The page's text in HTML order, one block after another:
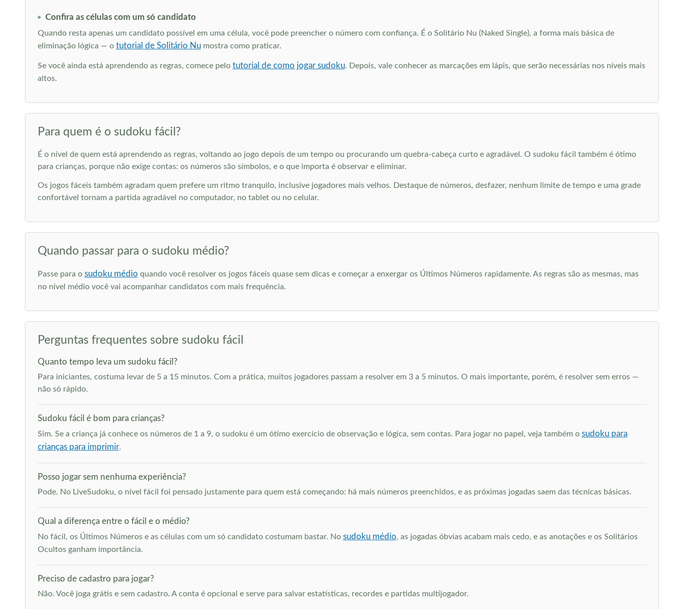
Confira as células com um só candidato
Quando resta apenas um candidato possível em uma célula, você pode preencher o número com confiança. É o Solitário Nu (Naked Single), a forma mais básica de
eliminação lógica — o tutorial de Solitário Numostra como praticar.
Se você ainda está aprendendo as regras, comece pelo tutorial de como jogar sudoku. Depois, vale conhecer as marcações em lápis, que serão necessárias nos níveis mais
altos.
Para quem é o sudoku fácil?
É o nível de quem está aprendendo as regras, voltando ao jogo depois de um tempo ou procurando um quebra-cabeça curto e agradável. O sudoku fácil também é ótimo
para crianças, porque não exige contas: os números são símbolos, e o que importa é observar e eliminar.
Os jogos fáceis também agradam quem prefere um ritmo tranquilo, inclusive jogadores mais velhos. Destaque de números, desfazer, nenhum limite de tempo e uma grade
confortável tornam a partida agradável no computador, no tablet ou no celular.
Quando passar para o sudoku médio?
Passe para o sudoku médio quando você resolver os jogos fáceis quase sem dicas e começar a enxergar os Últimos Números rapidamente. As regras são as mesmas, mas
no nível médio você vai acompanhar candidatos com mais frequência.
Perguntas frequentes sobre sudoku fácil
Quanto tempo leva um sudoku fácil?
Para iniciantes, costuma levar de 5 a 15 minutos. Com a prática, muitos jogadores passam a resolver em 3 a 5 minutos. O mais importante, porém, é resolver sem erros —
não só rápido.
Sudoku fácil é bom para crianças?
Sim. Se a criança já conhece os números de 1 a 9, o sudoku é um ótimo exercício de observação e lógica, sem contas. Para jogar no papel, veja também o sudoku para
crianças para imprimir.
Posso jogar sem nenhuma experiência?
Pode. No LiveSudoku, o nível fácil foi pensado justamente para quem está começando: há mais números preenchidos, e as próximas jogadas saem das técnicas básicas.
Qual a diferença entre o fácil e o médio?
No fácil, os Últimos Números e as células com um só candidato costumam bastar. No sudoku médio, as jogadas óbvias acabam mais cedo, e as anotações e os Solitários
Ocultos ganham importância.
Preciso de cadastro para jogar?
Não. Você joga grátis e sem cadastro. A conta é opcional e serve para salvar estatísticas, recordes e partidas multijogador.